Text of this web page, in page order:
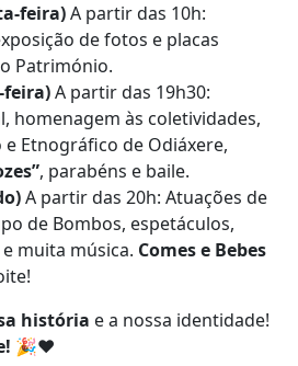
feira)A partir das 10h:
de fotos e placas
Património.
feira)A partir das 19h30:
homenagem às coletividades,
e Etnográfico de Odiáxere,
, parabéns e baile.
A partir das 20h: Atuações de
de Bombos, espetáculos,
muita música. Comes e Bebes
história e a nossa identidade!
🎉❤️